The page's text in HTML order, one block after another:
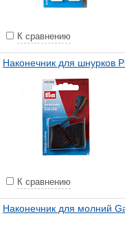
К сравнению
Наконечник для шнурков
К сравнению
Наконечник для молний